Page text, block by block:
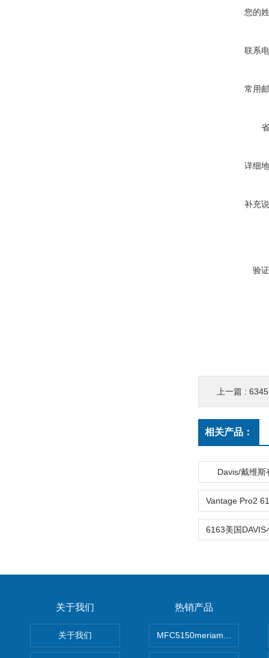
您的
联系
常用
详细
补充
验
上一篇 : 6345
相关产品：
Davis/戴维斯
关于我们
关于我们
热销产品
MFC5150meriam智能手操器